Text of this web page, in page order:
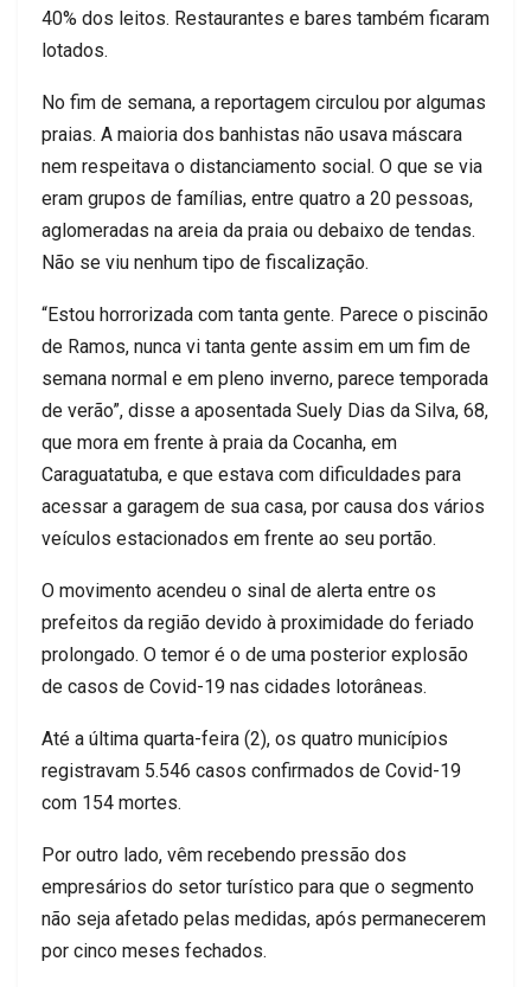
40% dos leitos. Restaurantes e bares também ficaram
lotados.
No fim de semana, a reportagem circulou por algumas
praias. A maioria dos banhistas não usava máscara
nem respeitava o distanciamento social. O que se via
eram grupos de famílias, entre quatro a 20 pessoas,
aglomeradas na areia da praia ou debaixo de tendas.
Não se viu nenhum tipo de fiscalização.
“Estou horrorizada com tanta gente. Parece o piscinão
de Ramos, nunca vi tanta gente assim em um fim de
semana normal e em pleno inverno, parece temporada
de verão”, disse a aposentada Suely Dias da Silva, 68,
que mora em frente à praia da Cocanha, em
Caraguatatuba, e que estava com dificuldades para
acessar a garagem de sua casa, por causa dos vários
veículos estacionados em frente ao seu portão.
O movimento acendeu o sinal de alerta entre os
prefeitos da região devido à proximidade do feriado
prolongado. O temor é o de uma posterior explosão
de casos de Covid-19 nas cidades lotorâneas.
Até a última quarta-feira (2), os quatro municípios
registravam 5.546 casos confirmados de Covid-19
com 154 mortes.
Por outro lado, vêm recebendo pressão dos
empresários do setor turístico para que o segmento
não seja afetado pelas medidas, após permanecerem
por cinco meses fechados.